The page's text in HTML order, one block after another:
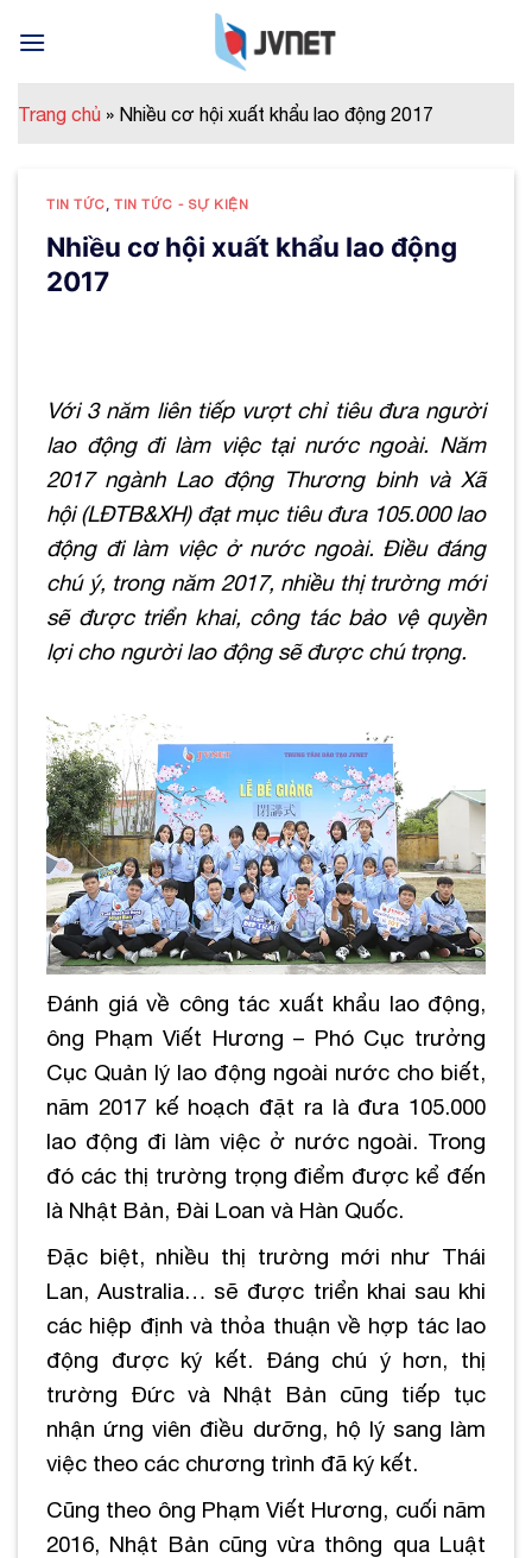
Trang chủ » Nhiều cơ hội xuất khẩu lao động 2017
TIN TỨC ,TIN TỨC - SỰ KIỆN
Nhiều cơ hội xuất khẩu lao động
2017
Với 3 năm liên tiếp vượt chỉ tiêu đưa người
lao động đi làm việc tại nước ngoài. Năm
2017 ngành Lao động Thương binh và Xã
hội (LĐTB&XH) đạt mục tiêu đưa 105.000 lao
động đi làm việc ở nước ngoài. Điều đáng
chú ý, trong năm 2017, nhiều thị trường mới
sẽ được triển khai, công tác bảo vệ quyền
lợi cho người lao động sẽ được chú trọng.
Đánh giá về công tác xuất khẩu lao động,
ông Phạm Viết Hương – Phó Cục trưởng
Cục Quản lý lao động ngoài nước cho biết,
năm 2017 kế hoạch đặt ra là đưa 105.000
lao động đi làm việc ở nước ngoài. Trong
đó các thị trường trọng điểm được kể đến
là Nhật Bản, Đài Loan và Hàn Quốc.
Đặc biệt, nhiều thị trường mới như Thái
Lan, Australia… sẽ được triển khai sau khi
các hiệp định và thỏa thuận về hợp tác lao
động được ký kết. Đáng chú ý hơn, thị
trường Đức và Nhật Bản cũng tiếp tục
nhận ứng viên điều dưỡng, hộ lý sang làm
việc theo các chương trình đã ký kết.
Cũng theo ông Phạm Viết Hương, cuối năm
2016, Nhật Bản cũng vừa thông qua Luật